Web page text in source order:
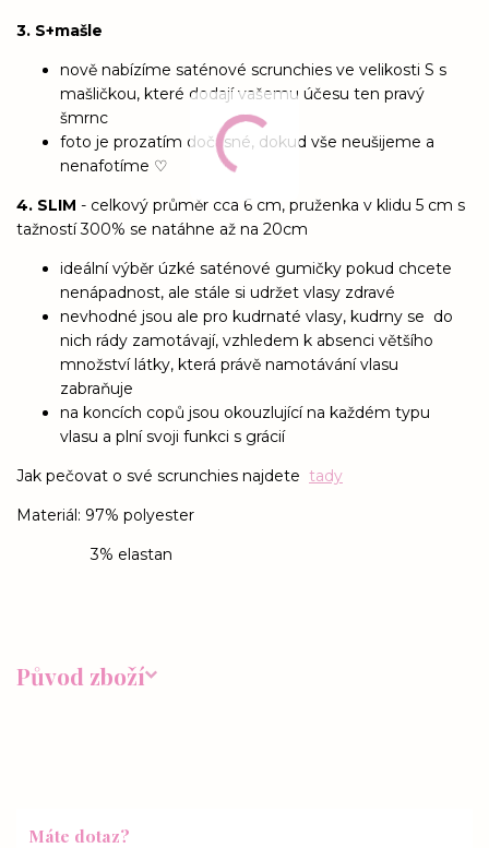
3. S+mašle
nově nabízíme saténové scrunchies ve velikosti S s
mašličkou, které dodají vašemu účesu ten pravý
šmrnc
foto je prozatím dočasné, dokud vše neušijeme a
nenafotíme ♡
4. SLIM - celkový průměr cca 6 cm, pruženka v klidu 5 cm s
tažností 300% se natáhne až na 20cm
ideální výběr úzké saténové gumičky pokud chcete
nenápadnost, ale stále si udržet vlasy zdravé
nevhodné jsou ale pro kudrnaté vlasy, kudrny se do
nich rády zamotávají, vzhledem k absenci většího
množství látky, která právě namotávání vlasu
zabraňuje
na koncích copů jsou okouzlující na každém typu
vlasu a plní svoji funkci s grácií
Jak pečovat o své scrunchies najdete tady
Materiál: 97% polyester
3% elastan
Původ zboží
Máte dotaz?